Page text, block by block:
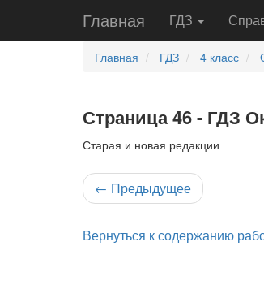
Главная ГДЗ
Главная ГДЗ 4 класс
Страница 46 - ГДЗ
Старая и новая редакции
← Предыдущее
Вернуться к содержанию